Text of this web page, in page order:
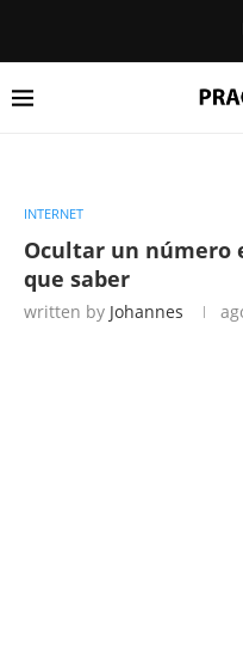
INTERNET
Ocultar un número
que saber
written by Johannes